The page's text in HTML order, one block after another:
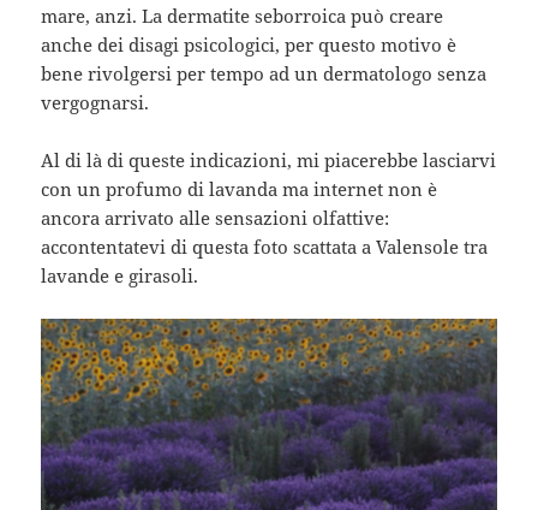
mare, anzi. La dermatite seborroica può creare
anche dei disagi psicologici, per questo motivo è
bene rivolgersi per tempo ad un dermatologo senza
vergognarsi.
Al di là di queste indicazioni, mi piacerebbe lasciarvi
con un profumo di lavanda ma internet non è
ancora arrivato alle sensazioni olfattive:
accontentatevi di questa foto scattata a Valensole tra
lavande e girasoli.